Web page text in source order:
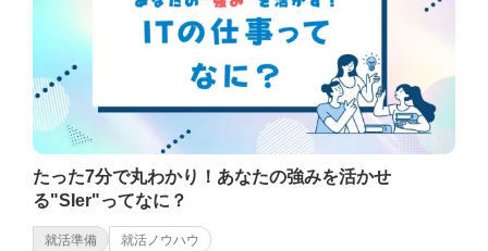
たった7分で丸わかり！あなたの強みを活かせ
る"SIer"ってなに？
就活準備 就活ノウハウ